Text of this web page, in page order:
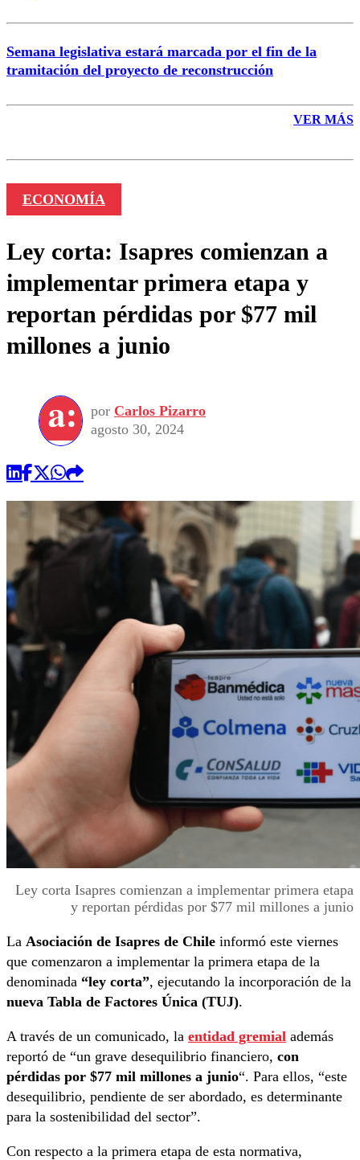
Semana legislativa estará marcada por el fin de la
tramitación del proyecto de reconstrucción
VER MÁS
ECONOMÍA
Ley corta: Isapres comienzan a
implementar primera etapa y
reportan pérdidas por $77 mil
millones a junio
por Carlos Pizarro
agosto 30, 2024
Ley corta Isapres comienzan a implementar primera etapa
y reportan pérdidas por $77 mil millones a junio
La Asociación de Isapres de Chile informó este viernes
que comenzaron a implementar la primera etapa de la
denominada “ley corta”, ejecutando la incorporación de la
nueva Tabla de Factores Única (TUJ).
A través de un comunicado, la entidad gremial además
reportó de “un grave desequilibrio financiero, con
pérdidas por $77 mil millones a junio“. Para ellos, “este
desequilibrio, pendiente de ser abordado, es determinante
para la sostenibilidad del sector”.
Con respecto a la primera etapa de esta normativa,